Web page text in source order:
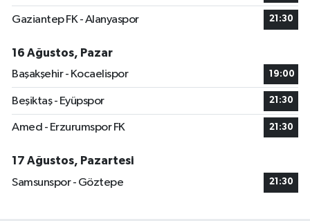
Gaziantep FK - Alanyaspor 21:30
16 Ağustos, Pazar
Başakşehir - Kocaelispor
19:00
Beşiktaş - Eyüpspor 21:30
Amed - Erzurumspor FK 21:30
17 Ağustos, Pazartesi
Samsunspor - Göztepe
21:30